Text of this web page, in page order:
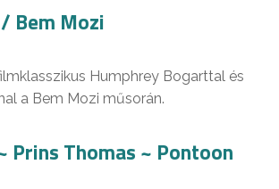
Bem Mozi
Humphrey Bogarttal és
a Bem Mozi műsorán.
Prins Thomas ~ Pontoon